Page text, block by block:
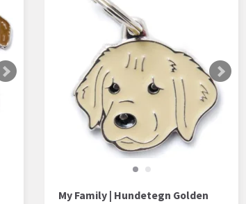
My Family | Hundetegn Golden